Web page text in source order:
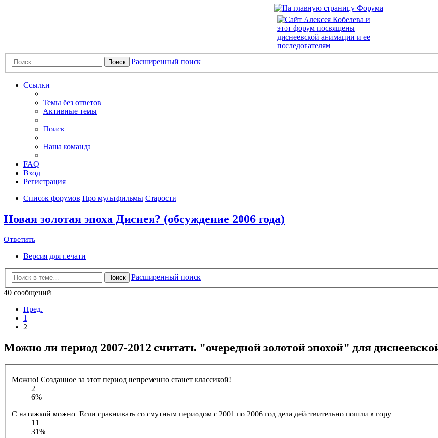
Поиск Расширенный поиск
Ссылки
Темы без ответов
Активные темы
Поиск
Наша команда
FAQ
Вход
Регистрация
Список форумов Про мультфильмы Старости
Новая золотая эпоха Диснея? (обсуждение 2006 года)
Ответить
Версия для печати
Поиск
Расширенный поиск
40 сообщений
Пред.
1
2
Можно ли период 2007-2012 считать "очередной золотой эпохой" для
Можно! Созданное за этот период непременно станет классикой!
2
6%
С натяжкой можно. Если сравнивать со смутным периодом с 2001 по 2006 год дела действительно пошли в гору.
11
31%